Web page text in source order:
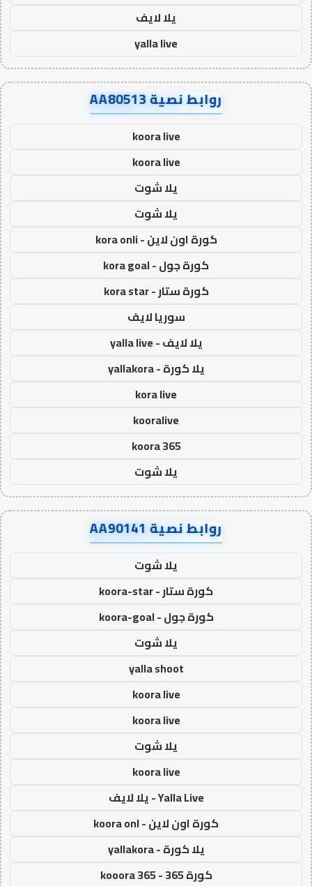
يلا لايف
yalla live
روابط نصية AA80513
koora live
koora live
يلا شوت
يلا شوت
كورة اون لاين - kora onli
كورة جول - kora goal
كورة ستار - kora star
سوريا لايف
يلا لايف - yalla live
يلا كورة - yallakora
kora live
kooralive
koora 365
يلا شوت
روابط نصية AA90141
يلا شوت
كورة ستار - koora-star
كورة جول - koora-goal
يلا شوت
yalla shoot
koora live
koora live
يلا شوت
koora live
Yalla Live - يلا لايف
كورة اون لاين - koora onl
يلا كورة - yallakora
كورة 365 - kooora 365